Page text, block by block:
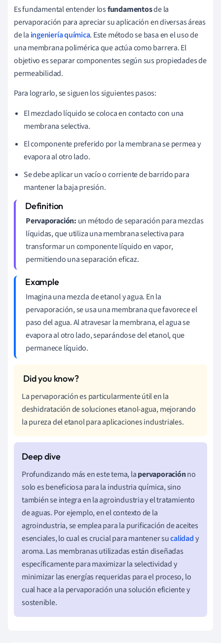
Es fundamental entender losfundamentosde la
pervaporación para apreciar su aplicación en diversas áreas
de la ingeniería química. Este método se basa en el uso de
una membrana polimérica que actúa como barrera. El
objetivo es separar componentes según sus propiedades de
permeabilidad.
Para lograrlo, se siguen los siguientes pasos:
El mezclado líquido se coloca en contacto con una
membrana selectiva.
El componente preferido por la membrana se permea y
evapora al otro lado.
Se debe aplicar un vacío o corriente de barrido para
mantener la baja presión.
Pervaporación: un método de separación para mezclas
líquidas, que utiliza una membrana selectiva para
transformar un componente líquido en vapor,
permitiendo una separación eficaz.
Imagina una mezcla de etanol y agua. En la
pervaporación, se usa una membrana que favorece el
paso del agua. Al atravesar la membrana, el agua se
evapora al otro lado, separándose del etanol, que
permanece líquido.
La pervaporación es particularmente útil en la
deshidratación de soluciones etanol-agua, mejorando
la pureza del etanol para aplicaciones industriales.
Profundizando más en este tema, lapervaporaciónno
solo es beneficiosa para la industria química, sino
también se integra en la agroindustria y el tratamiento
de aguas. Por ejemplo, en el contexto de la
agroindustria, se emplea para la purificación de aceites
esenciales, lo cual es crucial para mantener sucalidady
aroma. Las membranas utilizadas están diseñadas
específicamente para maximizar la selectividad y
minimizar las energías requeridas para el proceso, lo
cual hace a la pervaporación una solución eficiente y
sostenible.